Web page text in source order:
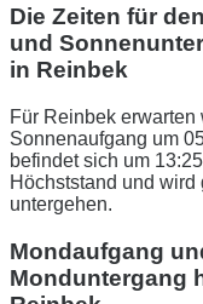
Die Zeiten für
und
in Reinbek
Für Reinbek erwarten
Sonnenaufgang um
befindet sich um
Höchststand und wird
untergehen.
Mondaufgang
Monduntergang